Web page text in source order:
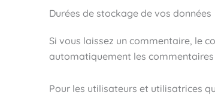
Durées de stockage de vos données
Si vous laissez un commentaire, le
automatiquement les
Pour les utilisateurs et utilisatrices